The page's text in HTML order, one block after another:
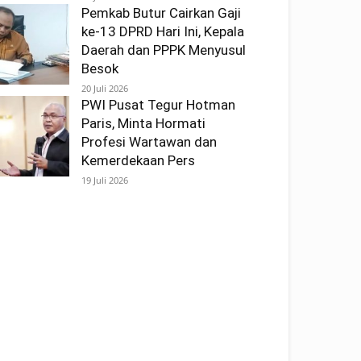
Pemkab Butur Cairkan Gaji
ke-13 DPRD Hari Ini, Kepala
Daerah dan PPPK Menyusul
Besok
20 Juli 2026
PWI Pusat Tegur Hotman
Paris, Minta Hormati
Profesi Wartawan dan
Kemerdekaan Pers
19 Juli 2026